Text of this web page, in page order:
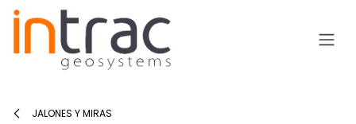
JALONES Y MIRAS